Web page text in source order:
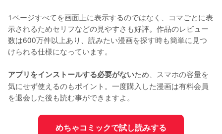
1ページすべてを画面上に表示するのではなく、コマごとに表
示されるためセリフなどの見やすさも好評。作品のレビュー
数は600万件以上あり、読みたい漫画を探す時も簡単に見つ
けられる仕様になっています。
アプリをインストールする必要がないため、スマホの容量を
気にせず使えるのもポイント。一度購入した漫画は有料会員
を退会した後も読む事ができますよ。
めちゃコミックで試し読みする